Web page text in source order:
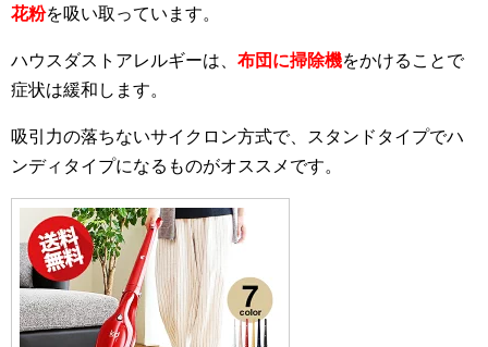
花粉を吸い取っています。
ハウスダストアレルギーは、 布団に掃除機をかけることで
症状は緩和します。
吸引力の落ちないサイクロン方式で、スタンドタイプでハ
ンディタイプになるものがオススメです。